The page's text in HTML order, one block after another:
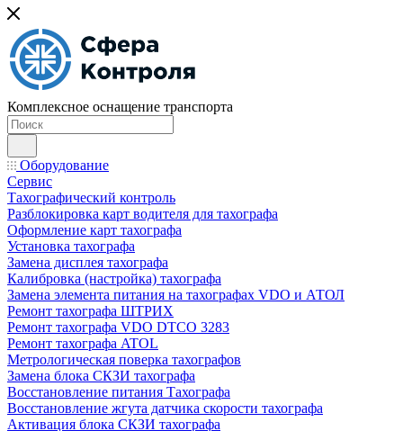
Комплексное оснащение транспорта
Оборудование
Сервис
Тахографический контроль
Разблокировка карт водителя для тахографа
Оформление карт тахографа
Установка тахографа
Замена дисплея тахографа
Калибровка (настройка) тахографа
Замена элемента питания на тахографах VDO и АТОЛ
Ремонт тахографа ШТРИХ
Ремонт тахографа VDO DTCO 3283
Ремонт тахографа ATOL
Метрологическая поверка тахографов
Замена блока СКЗИ тахографа
Восстановление питания Тахографа
Восстановление жгута датчика скорости тахографа
Активация блока СКЗИ тахографа